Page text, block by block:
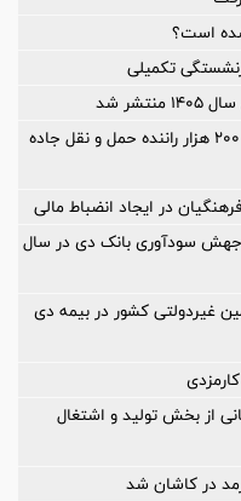
شده است؟
تکمیلی
شد
آغاز اجرای بیمه تکمیلی جامع بیش از ۲۰۰ هزار راننده حمل و نقل جاده
در ایجاد انضباط مالی
جهش سودآوری بانک دی در سال
غیردولتی کشور در بیمه دی
از بخش تولید و اشتغال
در کاشان شد